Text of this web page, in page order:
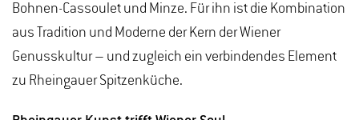
Bohnen-Cassoulet und Minze. Für ihn ist die Kombination
aus Tradition und Moderne der Kern der Wiener
Genusskultur – und zugleich ein verbindendes Element
zu Rheingauer Spitzenküche.